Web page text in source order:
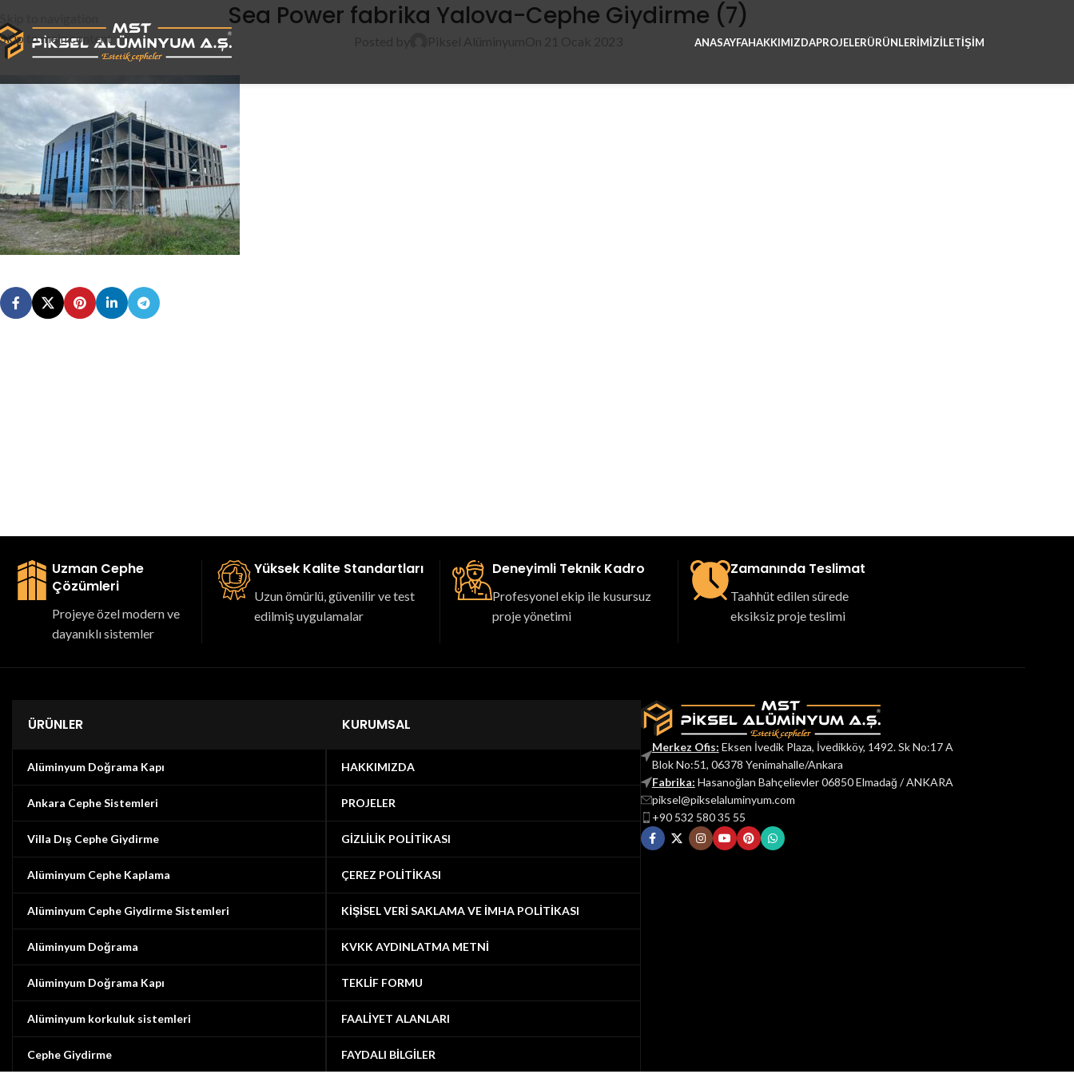
Skip to main content
ANASAYFAHAKKIMIZDAPROJELERÜRÜNLERIMIZİLETİŞİM
Sea Power fabrika Yalova-Cephe Giydirme (7)
Uzman Cephe
Çözümleri
Projeye özel modern ve
dayanıklı sistemler
Yüksek Kalite Standartları
Uzun ömürlü, güvenilir ve test
edilmiş uygulamalar
Deneyimli Teknik Kadro
Profesyonel ekip ile kusursuz
proje yönetimi
Zamanında Teslimat
Taahhüt edilen sürede
eksiksiz proje teslimi
ÜRÜNLER
Alüminyum Doğrama Kapı
Ankara Cephe Sistemleri
Villa Dış Cephe Giydirme
Alüminyum Cephe Kaplama
Alüminyum Cephe Giydirme Sistemleri
Alüminyum Doğrama
Alüminyum Doğrama Kapı
Alüminyum korkuluk sistemleri
Cephe Giydirme
KURUMSAL
HAKKIMIZDA
PROJELER
GİZLİLİK POLİTİKASI
ÇEREZ POLİTİKASI
KİŞİSEL VERİ SAKLAMA VE İMHA POLİTİKASI
KVKK AYDINLATMA METNİ
TEKLİF FORMU
FAALİYET ALANLARI
FAYDALI BİLGİLER
Merkez Ofis: Eksen İvedik Plaza, İvedikköy, 1492. Sk No:17 A
Blok No:51, 06378 Yenimahalle/Ankara
Fabrika: Hasanoğlan Bahçelievler 06850 Elmadağ / ANKARA
piksel@pikselaluminyum.com
+90 532 580 35 55